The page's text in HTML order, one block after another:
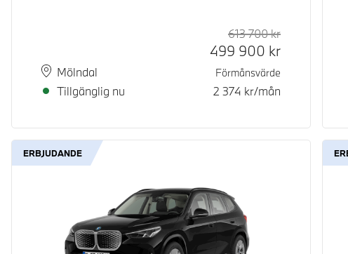
PlatsMölndal
Leveranstid
Tillgänglig nu
Rek. ord pris
613 700krKontantpris
499 900 kr
Förmånsvärde
2 374 kr/mån
ERBJUDANDE